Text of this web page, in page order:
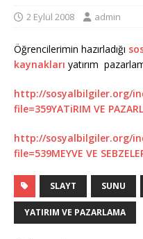
2 Eylül 2008 admin
Öğrencilerimin hazırladığı
kaynakları yatırım
http://sosyalbilgiler.org/
file=359YATiRIM VE
http://sosyalbilgiler.org/
file=539MEYVE VE
SLAYT SUNU
YATIRIM VE PAZARLAMA